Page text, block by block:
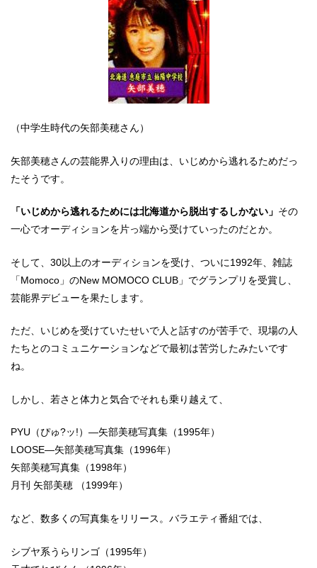
（中学生時代の矢部美穂さん）
矢部美穂さんの芸能界入りの理由は、いじめから逃れるためだっ
たそうです。
「いじめから逃れるためには北海道から脱出するしかない」 その
一心でオーディションを片っ端から受けていったのだとか。
そして、30以上のオーディションを受け、ついに1992年、雑誌
「Momoco」のNew MOMOCO CLUB」でグランプリを受賞し、
芸能界デビューを果たします。
ただ、いじめを受けていたせいで人と話すのが苦手で、現場の人
たちとのコミュニケーションなどで最初は苦労したみたいです
ね。
しかし、若さと体力と気合でそれも乗り越えて、
PYU（ぴゅ?ッ!）―矢部美穂写真集（1995年）
LOOSE―矢部美穂写真集（1996年）
矢部美穂写真集（1998年）
月刊 矢部美穂 （1999年）
など、数多くの写真集をリリース。バラエティ番組では、
シブヤ系うらリンゴ（1995年）